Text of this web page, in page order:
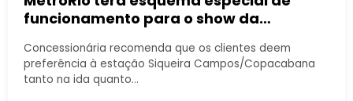
funcionamento para o show da
(4/05), em comemoração aos 40 anos
de carreira da cantora norte-
americana
Concessionária recomenda que os clientes deem
preferência à estação Siqueira Campos/Copacabana
tanto na ida quanto…